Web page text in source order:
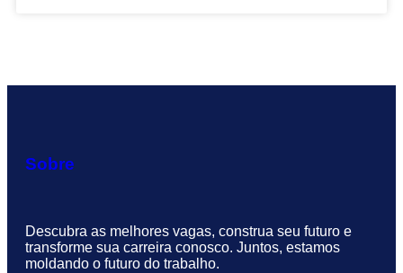
Sobre
Descubra as melhores vagas, construa seu futuro e
transforme sua carreira conosco. Juntos, estamos
moldando o futuro do trabalho.